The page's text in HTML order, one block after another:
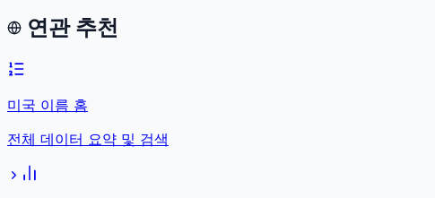
연관 추천
미국 이름 홈
전체 데이터 요약 및 검색